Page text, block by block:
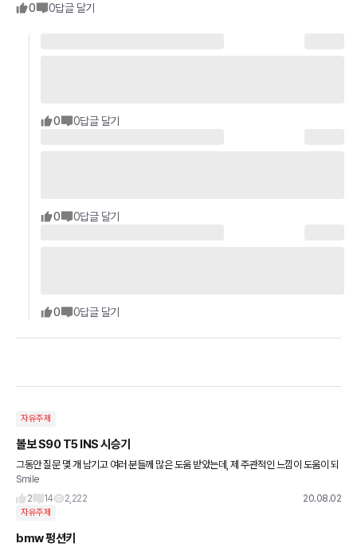
0 0답글 달기
0 0답글 달기
0 0답글 달기
0 0답글 달기
자유주제
볼보 S90 T5 INS 시승기
그동안 질문 몇 개 남기고 여러 분들께 많은 도움 받았는데, 제 주관적인 느낌이 도움이 되
실까 하여 글을 남깁니다. (한줄평에 남겼다가 다 날아갔네요. 다시 열심히 쓰겠습니다 ;)
제네시스 G80
Smile
2
14 2,222 20.08.02
자유주제
bmw 펑션키